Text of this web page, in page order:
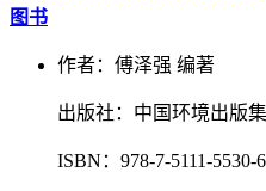
图书
作者：傅泽强 编著
出版社：中国环境出版
ISBN：978-7-5111-5530-6